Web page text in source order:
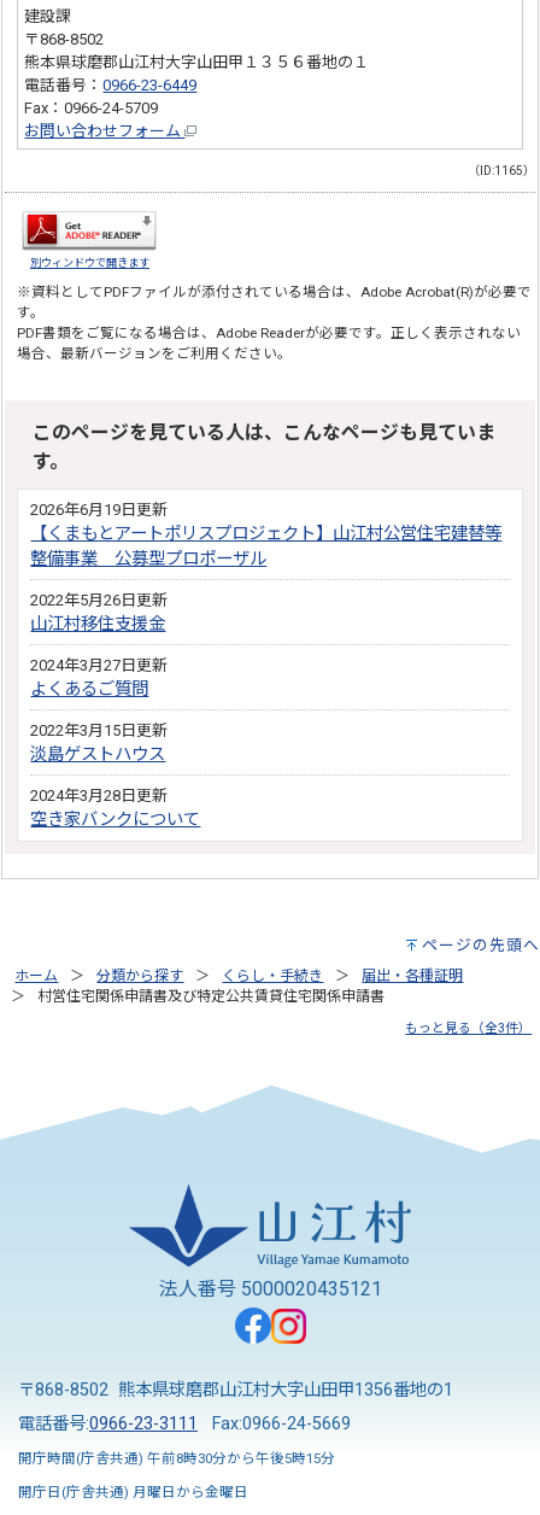
建設課
〒868-8502
熊本県球磨郡山江村大字山田甲１３５６番地の１
電話番号：0966-23-6449
Fax：0966-24-5709
お問い合わせフォーム
（ID:1165）
別ウィンドウで開きます
※資料としてPDFファイルが添付されている場合は、 Adobe Acrobat(R)が必要で
す。
PDF書類をご覧になる場合は、 Adobe Readerが必要です。正しく表示されない
場合、最新バージョンをご利用ください。
このページを見ている人は、こんなページも見ていま
す。
2026年6月19日更新
【くまもとアートポリスプロジェクト】山江村公営住宅建替等
整備事業 公募型プロポーザル
2022年5月26日更新
山江村移住支援金
2024年3月27日更新
よくあるご質問
2022年3月15日更新
淡島ゲストハウス
2024年3月28日更新
空き家バンクについて
ページの先頭へ
ホーム 分類から探す くらし・手続き
届出・各種証明
村営住宅関係申請書及び特定公共賃貸住宅関係申請書
もっと見る（全3件）
法人番号 5000020435121
〒868-8502 熊本県球磨郡山江村大字山田甲1356番地の1
電話番号:0966-23-3111 Fax:0966-24-5669
開庁時間(庁舎共通) 午前8時30分から午後5時15分
開庁日(庁舎共通) 月曜日から金曜日